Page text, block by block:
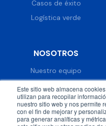
Este sitio web almacena
utilizan para recopilar
nuestro sitio web y nos permite
con el fin de mejorar y
para generar analíticas y
Casos de éxito
Logística verde
NOSOTROS
Nuestro equipo
Trabaja con nosotros
Prensa
Eventos